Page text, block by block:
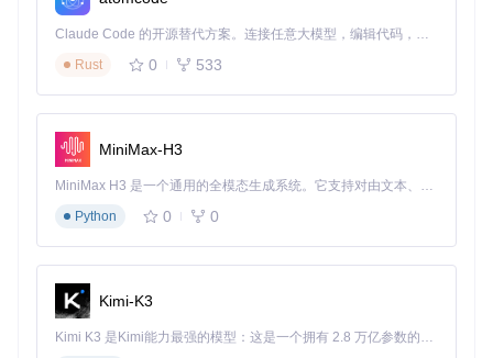
心理学研究
征对情感感知的影响。例如，通过系统调整生成参数，探索语
速、音调变化如何影响听者的情绪判断。
计算机科学研究：Bark的Transformer架构为研究注意力机制
在音频生成中的作用提供了丰富素材。特别是非因果注意力机
制在粗粒度到细粒度标记转换中的应用，为改进长序列音频生
成提供了新思路。
神经科学研究 ：Bark的工作原理与人类语音生成过程的对比研
究，有助于揭示大脑处理语言和声音的机制。模型的三层架构
2.2 模型架构的研究解读
Bark的三层Transformer架构代表了一种不同于传统TTS系统
的设计理念。文本到语义标记层采用因果注意力机制，这一设
计引发了关于序列生成方向性对语义保留影响的研究问题。语
Claude Code 的开源替代方案。连接任意大模型，编辑代码，运行命令，自动验证 — 全自动执行。用 Rust 构建，极致性能。 ｜ An open-source alternative to Claude Code. Connect any LLM, edit code, run commands, and verify changes — autonomously. Built in Rust for speed. Get Started
Rust
0 533
MiniMax-H3
MiniMax H3 是一个通用的全模态生成系统。它支持对由文本、图像、视频和音频组成的多模态上下文进行统一理解，并能生成分辨率高达 2K、时长可达 15 秒的带原生立体声音频的视频。得益于面向任务泛化的系统设计，H3 在预训练阶段就已具备广泛的多模态上下文理解与生成能力，能够出色地执行复杂的多模态指令。
Python
0 0
Kimi-K3
Kimi K3 是Kimi能力最强的模型：这是一个拥有 2.8 万亿参数的混合专家（MoE）模型，具备原生视觉理解能力，并支持 100 万 token 的上下文窗口。